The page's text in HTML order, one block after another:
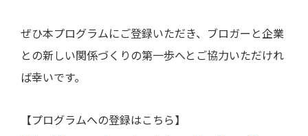
ぜひ本プログラムにご登録いただき、ブロガーと企業
との新しい関係づくりの第一歩へとご協力いただけれ
ば幸いです。
【プログラムへの登録はこちら】